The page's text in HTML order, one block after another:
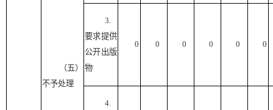
（五）
不予处理
3.
要求提供
公开出版
物
0 0 0 0 0 0
4.